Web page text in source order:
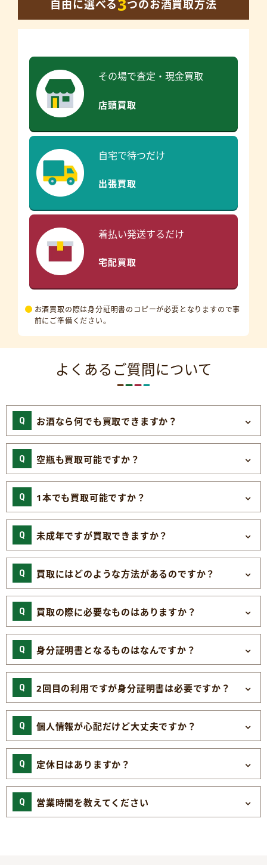
自由に選べる3つのお酒買取方法
その場で査定・現金買取
店頭買取
自宅で待つだけ
出張買取
着払い発送するだけ
宅配買取
お酒買取の際は身分証明書のコピーが必要となりますので事
前にご準備ください。
よくあるご質問について
お酒なら何でも買取できますか？
空瓶も買取可能ですか？
1本でも買取可能ですか？
未成年ですが買取できますか？
買取にはどのような方法があるのですか？
買取の際に必要なものはありますか？
身分証明書となるものはなんですか？
2回目の利用ですが身分証明書は必要ですか？
個人情報が心配だけど大丈夫ですか？
定休日はありますか？
営業時間を教えてください